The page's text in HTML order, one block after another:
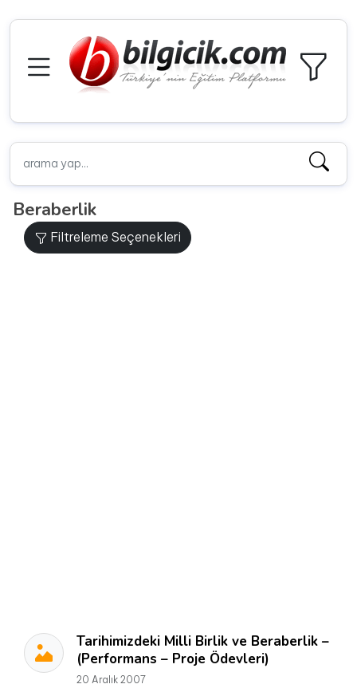
Beraberlik
Filtreleme Seçenekleri
Tarihimizdeki Milli Birlik ve Beraberlik –
(Performans – Proje Ödevleri)
20 Aralık 2007